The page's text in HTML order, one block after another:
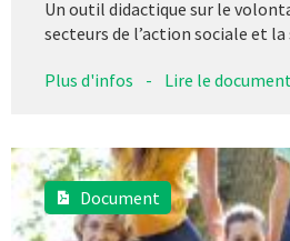
Un outil didactique sur le
secteurs de l’action sociale et la
Plus d'infos - Lire le document
Document